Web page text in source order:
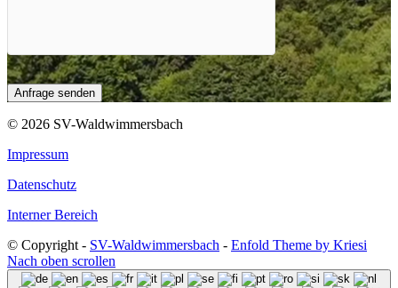
© 2026 SV-Waldwimmersbach
Impressum
Datenschutz
Interner Bereich
© Copyright - SV-Waldwimmersbach - Enfold Theme by Kriesi
Nach oben scrollen